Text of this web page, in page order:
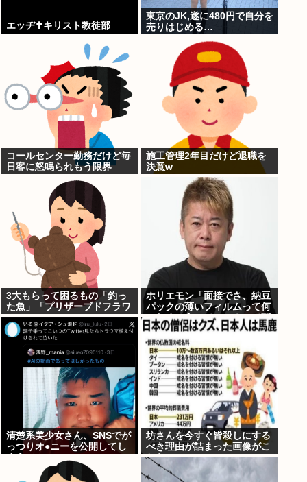
エッヂ✝️キリスト教徒部
東京のJK,遂に480円で自分を
売りはじめる…
コールセンター勤務だけど毎
日客に怒鳴られもう限界
施工管理2年目だけど退職を
決意w
3大もらって困るもの「釣っ
た魚」「プリザーブドフラワ
ー」
ホリエモン「面接でさ、納豆
パックの薄いフィルムって何
のために入っていの？って聞
くわけ」
清楚系美少女さん、SNSでが
っつりオ●ニーを公開してし
坊さんを今すぐ皆殺しにする
べき理由が詰まった画像がこ
ちら